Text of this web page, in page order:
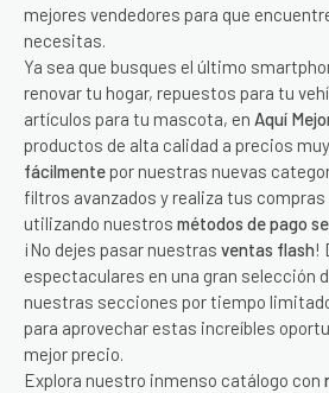
mejores vendedores para que
necesitas.
Ya sea que busques el último
renovar tu hogar, repuestos para tu
artículos para tu mascota, en Aquí
productos de alta calidad a precios
fácilmente por nuestras nuevas
filtros avanzados y realiza tus
utilizando nuestros métodos de pago
¡No dejes pasar nuestras ventas flash!
espectaculares en una gran selección
nuestras secciones por tiempo
para aprovechar estas increíbles
mejor precio.
Explora nuestro inmenso catálogo con